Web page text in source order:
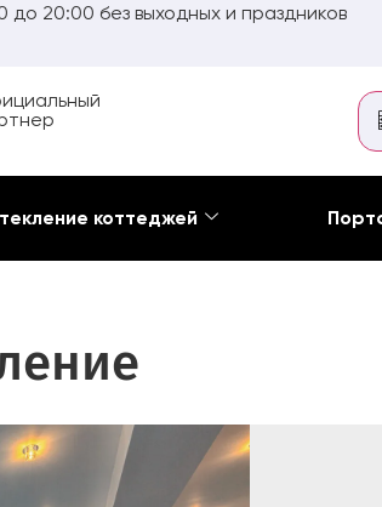
до 20:00 без выходных и праздников
коттеджей